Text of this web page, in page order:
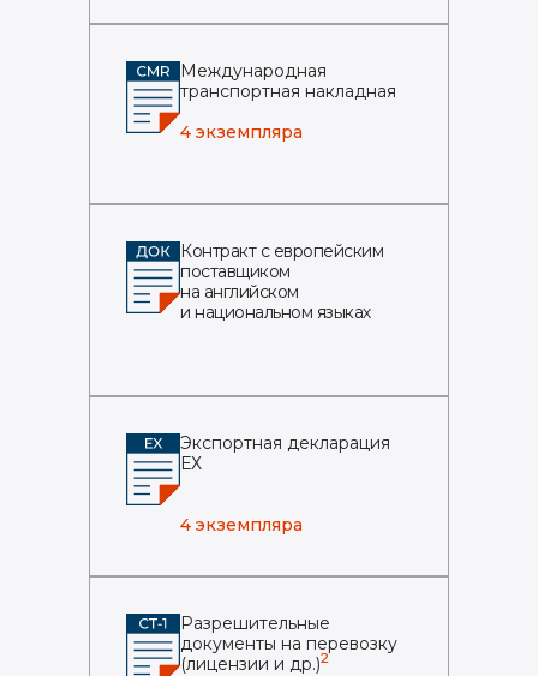
Международная
транспортная накладная
4 экземпляра
Контракт с европейским
поставщиком
на английском
и национальном языках
Экспортная декларация
ЕХ
4 экземпляра
Разрешительные
документы на перевозку
(лицензии и др.)2